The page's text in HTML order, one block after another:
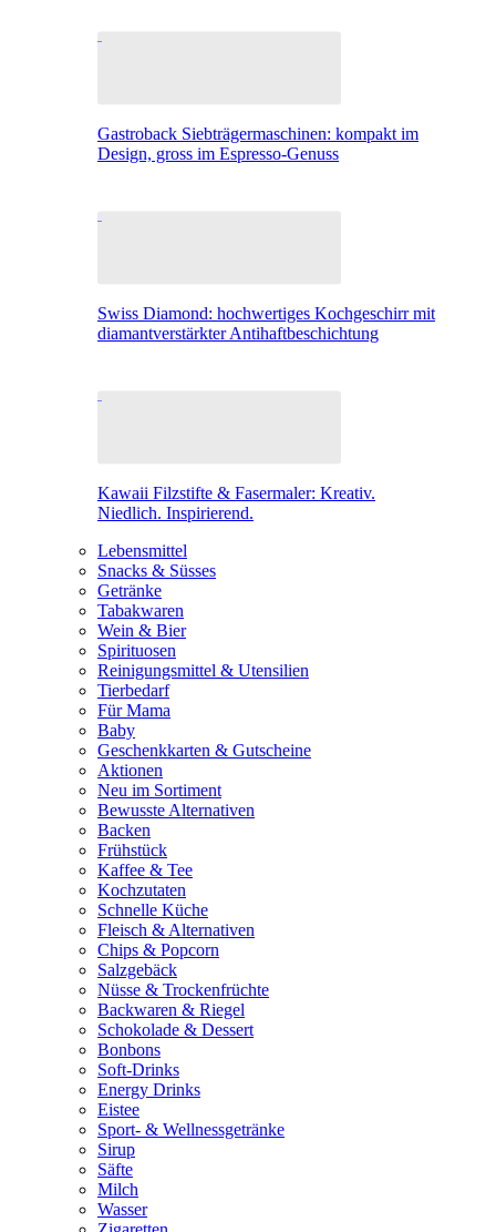
Gastroback Siebträgermaschinen: kompakt im
Design, gross im Espresso-Genuss
Swiss Diamond: hochwertiges Kochgeschirr mit
diamantverstärkter Antihaftbeschichtung
Kawaii Filzstifte & Fasermaler: Kreativ.
Niedlich. Inspirierend.
Lebensmittel
Snacks & Süsses
Getränke
Tabakwaren
Wein & Bier
Spirituosen
Reinigungsmittel & Utensilien
Tierbedarf
Für Mama
Baby
Geschenkkarten & Gutscheine
Aktionen
Neu im Sortiment
Bewusste Alternativen
Backen
Frühstück
Kaffee & Tee
Kochzutaten
Schnelle Küche
Fleisch & Alternativen
Chips & Popcorn
Salzgebäck
Nüsse & Trockenfrüchte
Backwaren & Riegel
Schokolade & Dessert
Bonbons
Soft-Drinks
Energy Drinks
Eistee
Sport- & Wellnessgetränke
Sirup
Säfte
Milch
Wasser